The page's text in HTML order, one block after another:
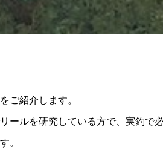
ご紹介します。
ールを研究している方で、実釣で
。